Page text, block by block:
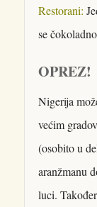
Restorani:
se
OPREZ!
Nigerija
većim
(osobito u
aranžmanu
luci.